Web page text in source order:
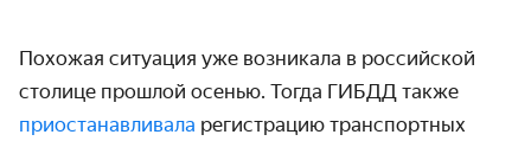
Похожая ситуация уже возникала в российской
столице прошлой осенью. Тогда ГИБДД также
приостанавливала регистрацию транспортных